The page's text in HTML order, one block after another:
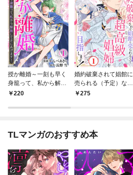
授か離婚～一刻も早く
身籠って、私から解放
してさしあげます！1
220
婚約破棄されて娼館に
売られる（予定）なの
で、超高級娼婦を目指
275
TLマンガのおすすめ本